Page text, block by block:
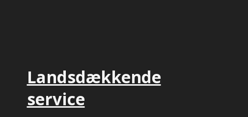
Landsdækkende
service